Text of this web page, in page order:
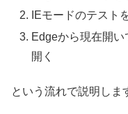
IEモードのテスト
Edgeから現在開
開く
という流れで説明しま